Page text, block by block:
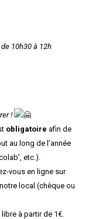
10h30 à 12h
!
obligatoire afin de
au long de l’année
etc.).
vous en ligne sur
local (chèque ou
à partir de 1€.